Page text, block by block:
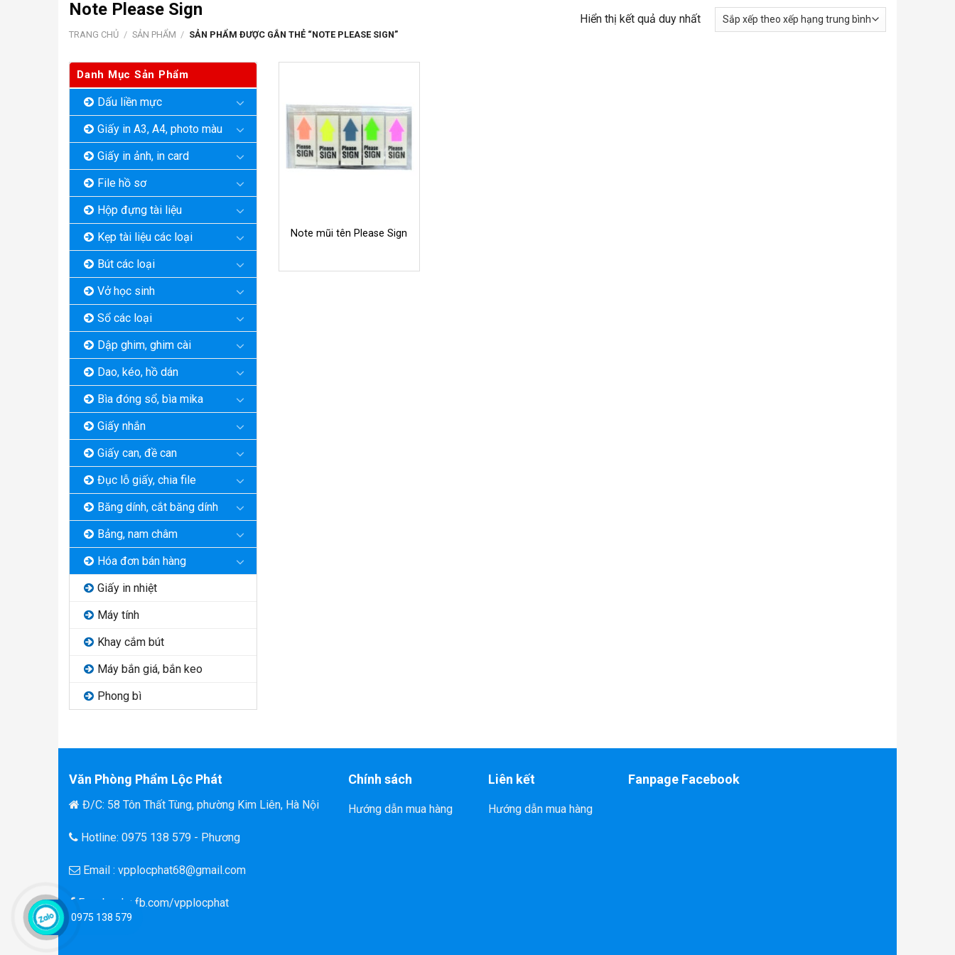
Note Please Sign
TRANG CHỦ / SẢN PHẨM / SẢN PHẨM ĐƯỢC GẮN THẺ “NOTE PLEASE SIGN”
Hiển thị kết quả duy nhất
Danh Mục Sản Phẩm
Dấu liền mực
Giấy in A3, A4, photo màu
Giấy in ảnh, in card
File hồ sơ
Hộp đựng tài liệu
Kẹp tài liệu các loại
Bút các loại
Vở học sinh
Sổ các loại
Dập ghim, ghim cài
Dao, kéo, hồ dán
Bìa đóng sổ, bìa mika
Giấy nhắn
Giấy can, đề can
Đục lỗ giấy, chia file
Băng dính, cắt băng dính
Bảng, nam châm
Hóa đơn bán hàng
Giấy in nhiệt
Máy tính
Khay cắm bút
Máy bắn giá, bắn keo
Phong bì
Note mũi tên Please Sign
Văn Phòng Phẩm Lộc Phát
Đ/C: 58 Tôn Thất Tùng, phường Kim Liên, Hà Nội
Hotline: 0975 138 579 - Phương
Email : vpplocphat68@gmail.com
Facebook : fb.com/vpplocphat
Chính sách
Hướng dẫn mua hàng
Liên kết
Hướng dẫn mua hàng
Fanpage Facebook
0975 138 579